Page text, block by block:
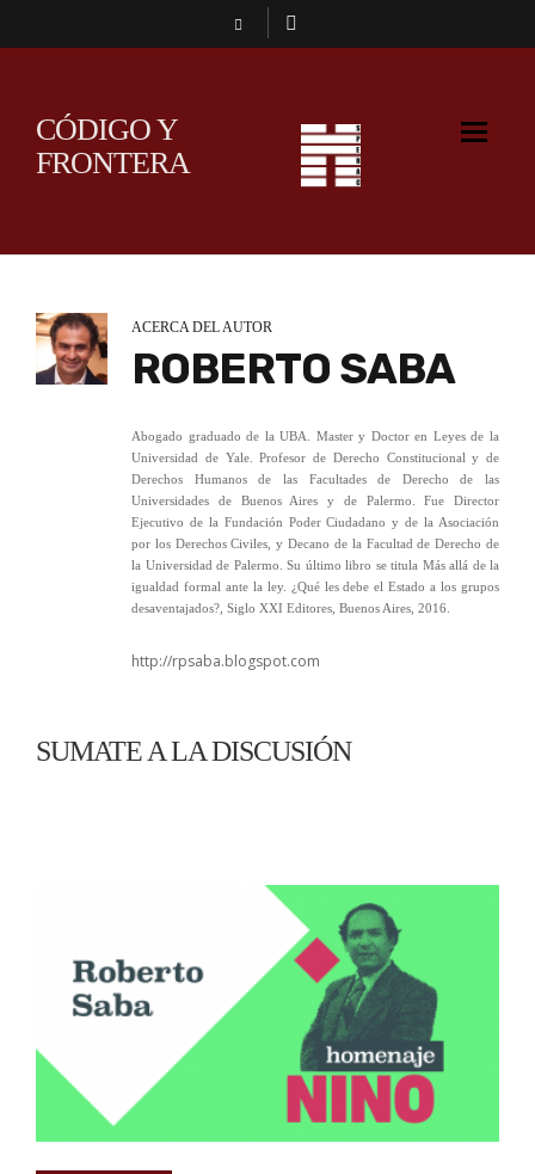
CÓDIGO Y
FRONTERA
ACERCA DEL AUTOR
ROBERTO SABA
Abogado graduado de la UBA. Master y Doctor en Leyes de la
Universidad de Yale. Profesor de Derecho Constitucional y de
Derechos Humanos de las Facultades de Derecho de las
Universidades de Buenos Aires y de Palermo. Fue Director
Ejecutivo de la Fundación Poder Ciudadano y de la Asociación
por los Derechos Civiles, y Decano de la Facultad de Derecho de
la Universidad de Palermo. Su último libro se titula Más allá de la
igualdad formal ante la ley. ¿Qué les debe el Estado a los grupos
desaventajados?, Siglo XXI Editores, Buenos Aires, 2016.
http://rpsaba.blogspot.com
SUMATE A LA DISCUSIÓN